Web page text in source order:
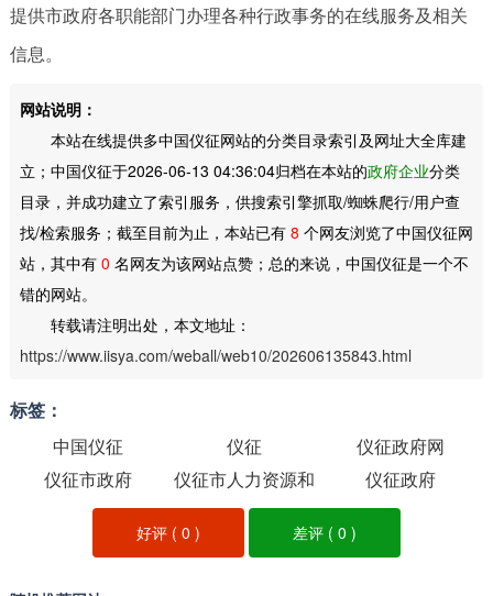
提供市政府各职能部门办理各种行政事务的在线服务及相关
信息。
网站说明：
本站在线提供多中国仪征网站的分类目录索引及网址大全库建
立；中国仪征于2026-06-13 04:36:04归档在本站的政府企业分类
目录，并成功建立了索引服务，供搜索引擎抓取/蜘蛛爬行/用户查
找/检索服务；截至目前为止，本站已有 8 个网友浏览了中国仪征网
站，其中有 0 名网友为该网站点赞；总的来说，中国仪征是一个不
错的网站。
转载请注明出处，本文地址：
https://www.iisya.com/weball/web10/202606135843.html
标签：
中国仪征
仪征
仪征政府网
仪征市政府
仪征市人力资源和
社会保障局
仪征政府
好评 (0 ) 差评 ( 0 )